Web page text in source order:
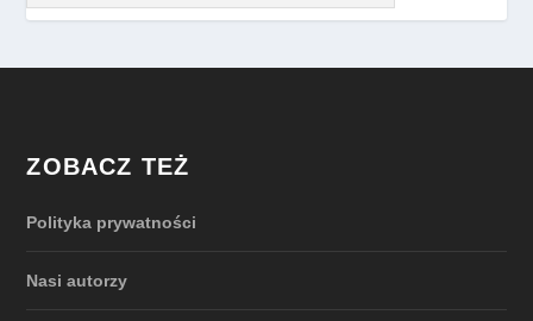
ZOBACZ TEŻ
Polityka prywatności
Nasi autorzy